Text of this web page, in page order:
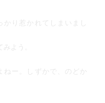
り惹かれてしまいまし
よう。
ー。しずかで、のどか